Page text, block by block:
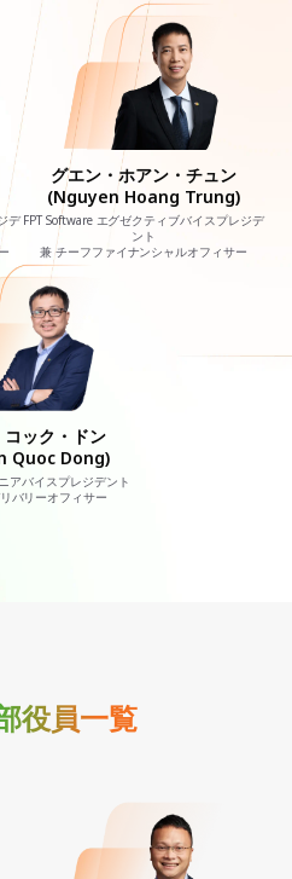
デ
グエン・ホアン・チュン
(Nguyen Hoang Trung)
FPT Software エグゼクティブバイスプレジデ
ント
兼 チーフファイナンシャルオフィサー
コック・ドン
Quoc Dong)
アバイスプレジデント
バリーオフィサー
役員一覧